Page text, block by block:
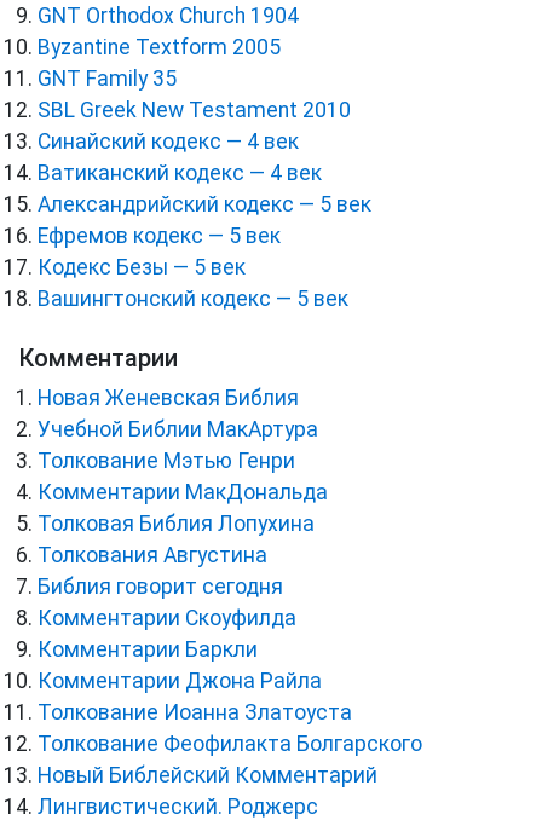
GNT Orthodox Church 1904
Byzantine Textform 2005
GNT Family 35
SBL Greek New Testament 2010
Синайский кодекс — 4 век
Ватиканский кодекс — 4 век
Александрийский кодекс — 5 век
Ефремов кодекс — 5 век
Кодекс Безы — 5 век
Вашингтонский кодекс — 5 век
Комментарии
Новая Женевская Библия
Учебной Библии МакАртура
Толкование Мэтью Генри
Комментарии МакДональда
Толковая Библия Лопухина
Толкования Августина
Библия говорит сегодня
Комментарии Скоуфилда
Комментарии Баркли
Комментарии Джона Райла
Толкование Иоанна Златоуста
Толкование Феофилакта Болгарского
Новый Библейский Комментарий
Лингвистический. Роджерс